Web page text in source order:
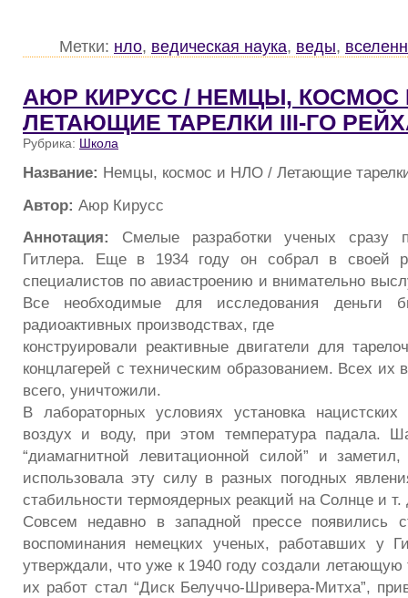
Метки: нло, ведическая наука, веды,
АЮР КИРУСС / НЕМЦЫ, КОСМОС
ЛЕТАЮЩИЕ ТАРЕЛКИ III-ГО
Рубрика: Школа
Название: Немцы, космос и НЛО / Летающие
Автор: Аюр Кирусс
Аннотация: Смелые разработки ученых сразу
Гитлера. Еще в 1934 году он собрал в своей
специалистов по авиастроению и внимательно
Все необходимые для исследования деньги
радиоактивных производствах, где
конструировали реактивные двигатели для
концлагерей с техническим образованием. Всех их
всего, уничтожили.
В лабораторных условиях установка нацистских
воздух и воду, при этом температура падала.
“диамагнитной левитационной силой” и
использовала эту силу в разных погодных
стабильности термоядерных реакций на Солнце и т.
Совсем недавно в западной прессе появились
воспоминания немецких ученых, работавших у
утверждали, что уже к 1940 году создали летающую
их работ стал “Диск Белуччо-Шривера-Митха”,